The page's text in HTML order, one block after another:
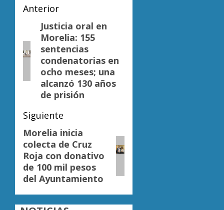
Navegación
de
entradas
Anterior
Entrada
anterior:
Justicia oral en
Morelia: 155
sentencias
condenatorias en
ocho meses; una
alcanzó 130 años
de prisión
Siguiente
Siguiente
entrada:
Morelia inicia
colecta de Cruz
Roja con donativo
de 100 mil pesos
del Ayuntamiento